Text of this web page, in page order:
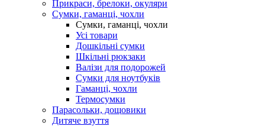
Прикраси, брелоки, окуляри
Сумки, гаманці, чохли
Сумки, гаманці, чохли
Усі товари
Дошкільні сумки
Шкільні рюкзаки
Валізи для подорожей
Сумки для ноутбуків
Гаманці, чохли
Термосумки
Парасольки, дощовики
Дитяче взуття